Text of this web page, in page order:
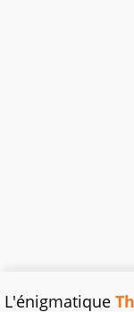
L'énigmatique